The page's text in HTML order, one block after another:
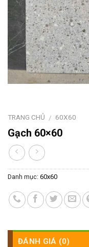
TRANG CHỦ / 60X60
Gạch 60×60
Danh mục: 60x60
ĐÁNH GIÁ (0)